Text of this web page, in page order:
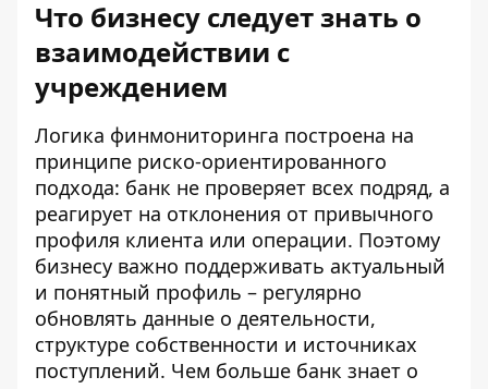
Что бизнесу следует знать о
взаимодействии с
учреждением
Логика финмониторинга построена на
принципе риско-ориентированного
подхода: банк не проверяет всех подряд, а
реагирует на отклонения от привычного
профиля клиента или операции. Поэтому
бизнесу важно поддерживать актуальный
и понятный профиль – регулярно
обновлять данные о деятельности,
структуре собственности и источниках
поступлений. Чем больше банк знает о